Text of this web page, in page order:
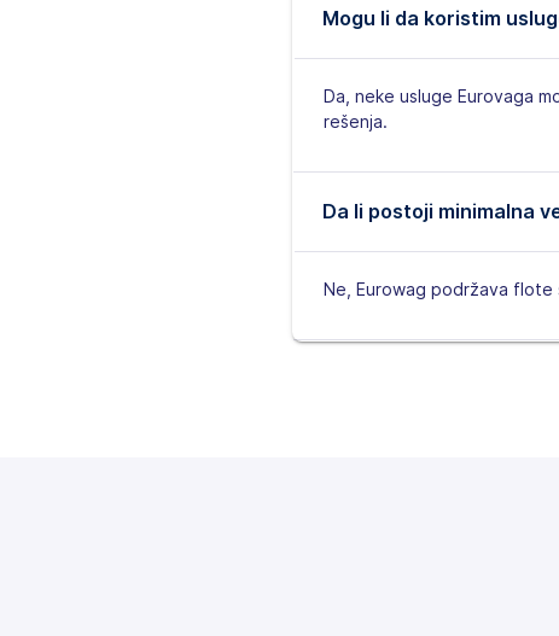
Mogu li da koristim
Da, neke usluge Eurovaga
rešenja.
Da li postoji minimalna
Ne, Eurowag podržava flote